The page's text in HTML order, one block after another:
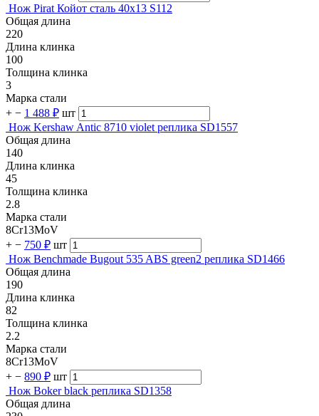
Нож Pirat Койот сталь 40х13 S112
Общая длина
220
Длина клинка
100
Толщина клинка
3
Марка стали
+ − 1 488 ₽ шт
Нож Kershaw Antic 8710 violet реплика SD1557
Общая длина
140
Длина клинка
45
Толщина клинка
2.8
Марка стали
8Cr13MoV
+ − 750 ₽ шт
Нож Benchmade Bugout 535 ABS green2 реплика SD1466
Общая длина
190
Длина клинка
82
Толщина клинка
2.2
Марка стали
8Cr13MoV
+ − 890 ₽ шт
Нож Boker black реплика SD1358
Общая длина